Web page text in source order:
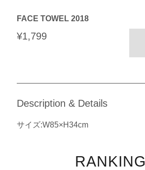
FACE TOWEL 2018
¥1,799
Description & Details
サイズ:W85×H34cm
RANKING